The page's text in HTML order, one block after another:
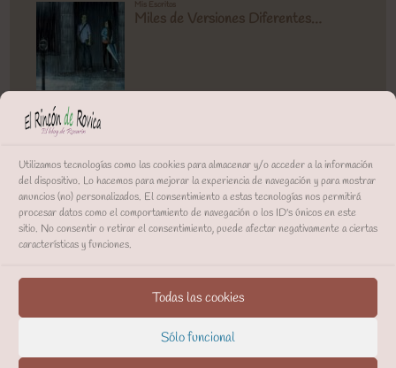
Utilizamos tecnologías como las cookies para almacenar y/o acceder a la información
del dispositivo. Lo hacemos para mejorar la experiencia de navegación y para mostrar
anuncios (no) personalizados. El consentimiento a estas tecnologías nos permitirá
procesar datos como el comportamiento de navegación o los ID's únicos en este
sitio. No consentir o retirar el consentimiento, puede afectar negativamente a ciertas
características y funciones.
Todas las cookies
Sólo funcional